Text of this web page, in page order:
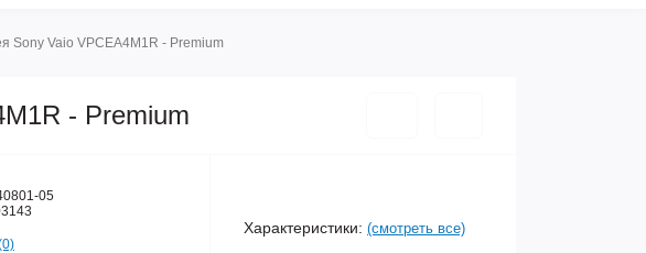
Sony Vaio VPCEA4M1R - Premium
- Premium
05
Характеристики: (смотреть все)